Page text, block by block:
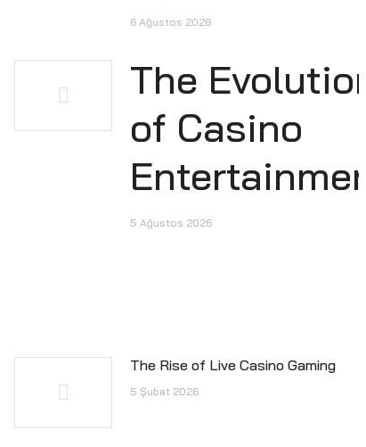
6 Ağustos 2026
The Evolution
of Casino
Entertainment
5 Ağustos 2026
The Rise of Live Casino Gaming
5 Şubat 2026